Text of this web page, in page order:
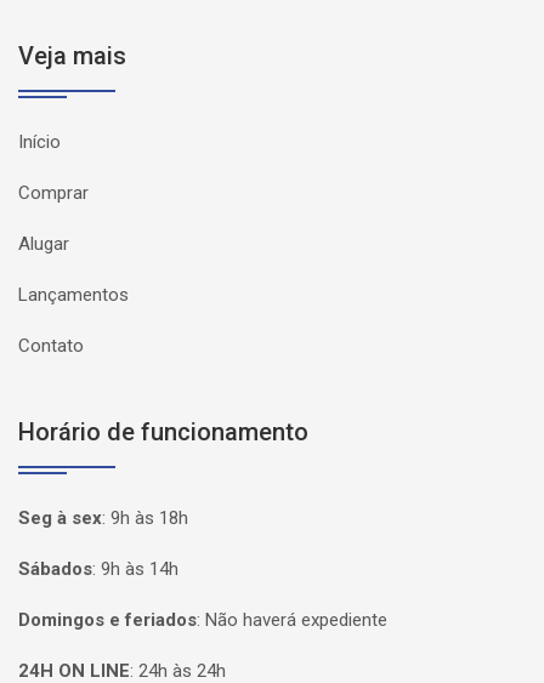
Veja mais
Início
Comprar
Alugar
Lançamentos
Contato
Horário de funcionamento
Seg à sex: 9h às 18h
Sábados: 9h às 14h
Domingos e feriados: Não haverá expediente
24H ON LINE: 24h às 24h